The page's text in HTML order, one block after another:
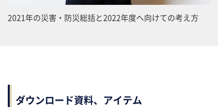
2021年の災害・防災総括と2022年度へ向けての考え方
ダウンロード資料、アイテム